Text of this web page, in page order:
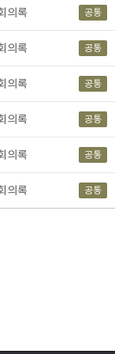
의록 공통
의록 공통
의록 공통
의록 공통
의록 공통
의록 공통